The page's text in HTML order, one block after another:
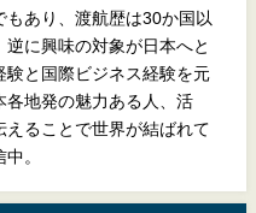
あり、渡航歴は30か国以
逆に興味の対象が日本へと
験と国際ビジネス経験を元
各地発の魅力ある人、活
ることで世界が結ばれて
。